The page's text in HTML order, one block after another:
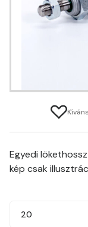
Egyedi
kép csak
20